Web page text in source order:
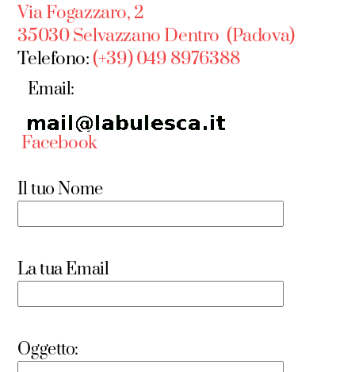
Via Fogazzaro, 2
35030 Selvazzano Dentro (Padova)
Telefono:(+39) 049 8976388
Email:
Facebook
Il tuo Nome
La tua Email
Oggetto: